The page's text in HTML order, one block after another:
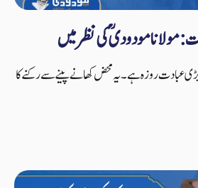
مولانا مودودیؒ کی نظر میں
روزہ ہے۔ یہ محض کھانے پینے سے رکنے کا